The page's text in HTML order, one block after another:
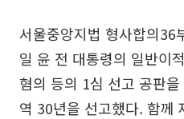
서울중앙지법 형사합의36
일 윤 전 대통령의 일반이
혐의 등의 1심 선고 공판
역 30년을 선고했다. 함께